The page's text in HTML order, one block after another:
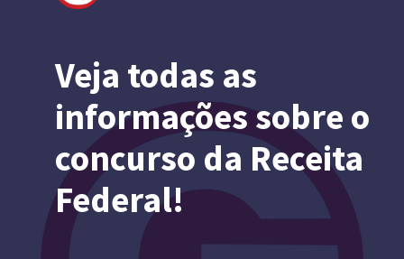
Veja todas as
informações sobre o
concurso da Receita
Federal!